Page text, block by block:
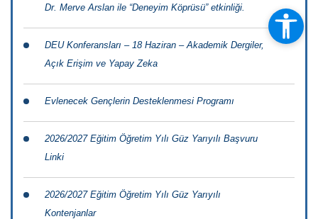
Dr. Merve Arslan ile “Deneyim Köprüsü” etkinliği.
DEU Konferansları – 18 Haziran – Akademik Dergiler,
Açık Erişim ve Yapay Zeka
Evlenecek Gençlerin Desteklenmesi Programı
2026/2027 Eğitim Öğretim Yılı Güz Yarıyılı Başvuru
Linki
2026/2027 Eğitim Öğretim Yılı Güz Yarıyılı
Kontenjanlar